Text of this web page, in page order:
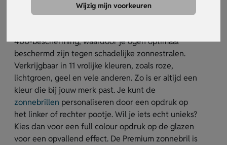
Wijzig mijn voorkeuren
De Premium zonnebril is de perfecte mix van stijl
400-bescherming, waardoor je ogen optimaal
beschermd zijn tegen schadelijke zonnestralen.
Verkrijgbaar in 11 vrolijke kleuren, zoals roze,
lichtgroen, geel en vele anderen. Zo is er altijd een
kleur die bij jouw merk past. Je kunt de
zonnebrillen personaliseren door een opdruk op
het linker of rechter pootje. Wil je iets echt unieks?
Kies dan voor een full colour opdruk op de glazen
voor een opvallend effect. De Premium zonnebril is